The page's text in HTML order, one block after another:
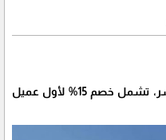
نُقدّم عروضًا خاصة عند الاتصال المباشر، تشمل خصم 15% لأول عميل